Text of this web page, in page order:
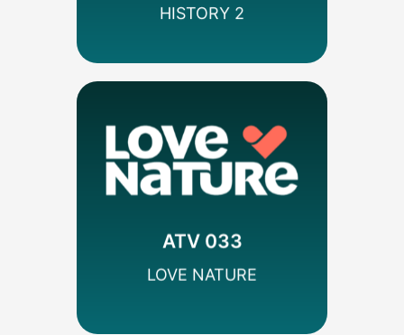
HISTORY 2
ATV 033
LOVE NATURE
SEÑAL HD
Blue Ant Media
Codificado
MÁS INFO